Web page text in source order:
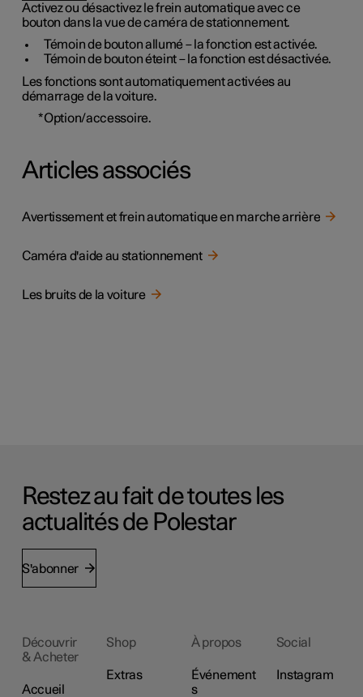
Activez ou désactivez le frein automatique avec ce
bouton dans la vue de caméra de stationnement.
Témoin de bouton allumé – la fonction est activée.
Témoin de bouton éteint – la fonction est désactivée.
Les fonctions sont automatiquement activées au
démarrage de la voiture.
*Option/accessoire.
Articles associés
Avertissement et frein automatique en marche arrière
Caméra d'aide au stationnement
Les bruits de la voiture
Restez au fait de toutes les
actualités de Polestar
S'abonner
Découvrir
& Acheter
Accueil
Shop
Extras
À propos
Événement
s
Social
Instagram